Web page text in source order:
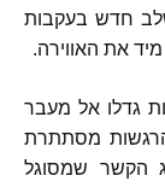
חדש בעקבות
את האווירה.
גדלו אל מעבר
מסתתרת
הקשר שמסוגל